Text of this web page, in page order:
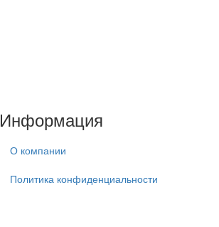
Информация
О компании
Политика конфиденциальности